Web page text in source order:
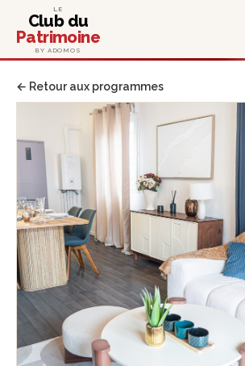
LE
Club du
Patrimoine
BY ADOMOS
← Retour aux programmes